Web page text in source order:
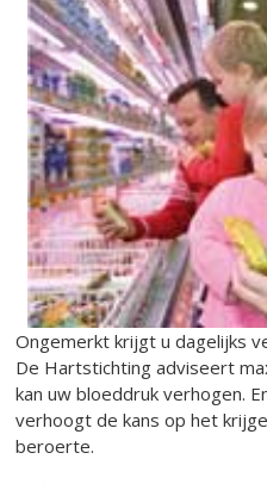
Ongemerkt krijgt u dagelijks
De Hartstichting adviseert
kan uw bloeddruk verhogen.
verhoogt de kans op het
beroerte.